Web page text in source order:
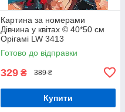
Картина за номерами
Дівчина у квітах © 40*50 см
Орігамі LW 3413
Готово до відправки
329 ₴ 389 ₴
Купити